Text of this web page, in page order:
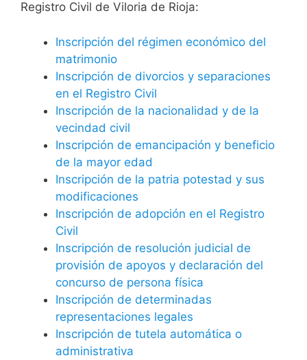
Registro Civil de Viloria de Rioja:
Inscripción del régimen económico del
matrimonio
Inscripción de divorcios y separaciones
en el Registro Civil
Inscripción de la nacionalidad y de la
vecindad civil
Inscripción de emancipación y beneficio
de la mayor edad
Inscripción de la patria potestad y sus
modificaciones
Inscripción de adopción en el Registro
Civil
Inscripción de resolución judicial de
provisión de apoyos y declaración del
concurso de persona física
Inscripción de determinadas
representaciones legales
Inscripción de tutela automática o
administrativa